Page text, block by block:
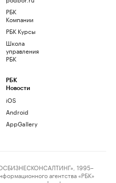
РБК
Компании
РБК Курсы
Школа
управления
РБК
РБК
Новости
iOS
Android
AppGallery
1995–
агентства «РБК»